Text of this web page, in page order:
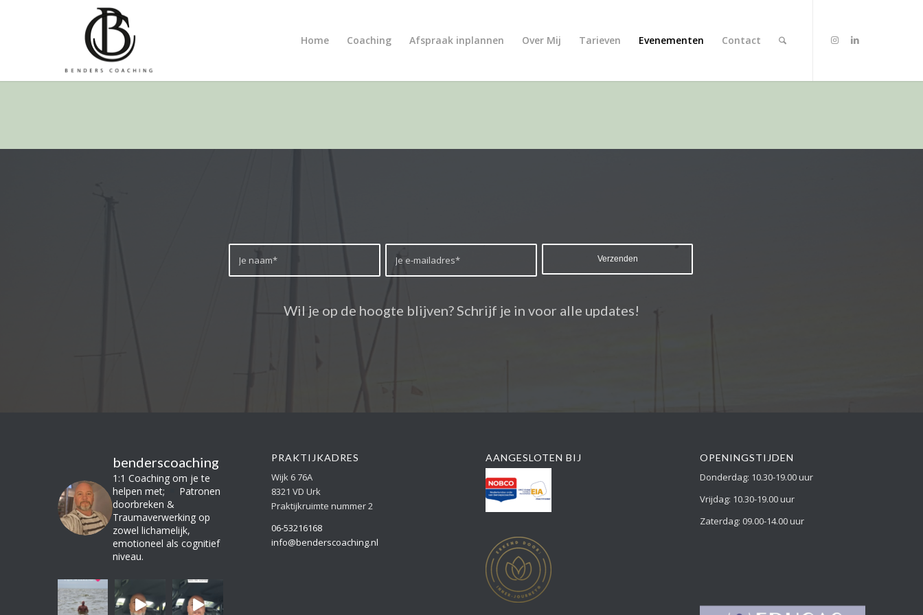
Home Coaching Afspraak inplannen Over Mij Tarieven Evenementen Contact
Wil je op de hoogte blijven? Schrijf je in voor alle updates!
benderscoaching
1:1 Coaching om je te
helpen met;
Patronen
doorbreken &
Traumaverwerking op
zowel lichamelijk,
emotioneel als cognitief
niveau.
PRAKTIJKADRES
Wijk 6 76A
8321 VD Urk
Praktijkruimte nummer 2
06-53216168
info@benderscoaching.nl
AANGESLOTEN BIJ OPENINGSTIJDEN
Donderdag: 10.30-19.00 uur
Vrijdag: 10.30-19.00 uur
Zaterdag: 09.00-14.00 uur